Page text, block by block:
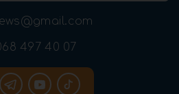
497 40 07